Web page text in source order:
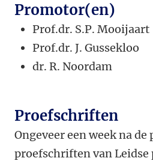
Promotor(en)
Prof.dr. S.P. Mooijaart
Prof.dr. J. Gussekloo
dr. R. Noordam
Proefschriften
Ongeveer een week na
proefschriften van